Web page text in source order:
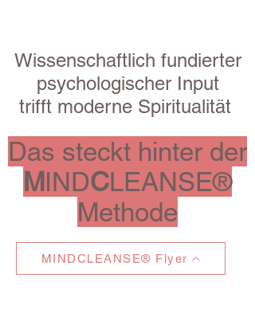
Wissenschaftlich fundierter
psychologischer Input
trifft moderne Spiritualität
Das steckt hinter der
MINDCLEANSE®
Methode
MINDCLEANSE® Flyer